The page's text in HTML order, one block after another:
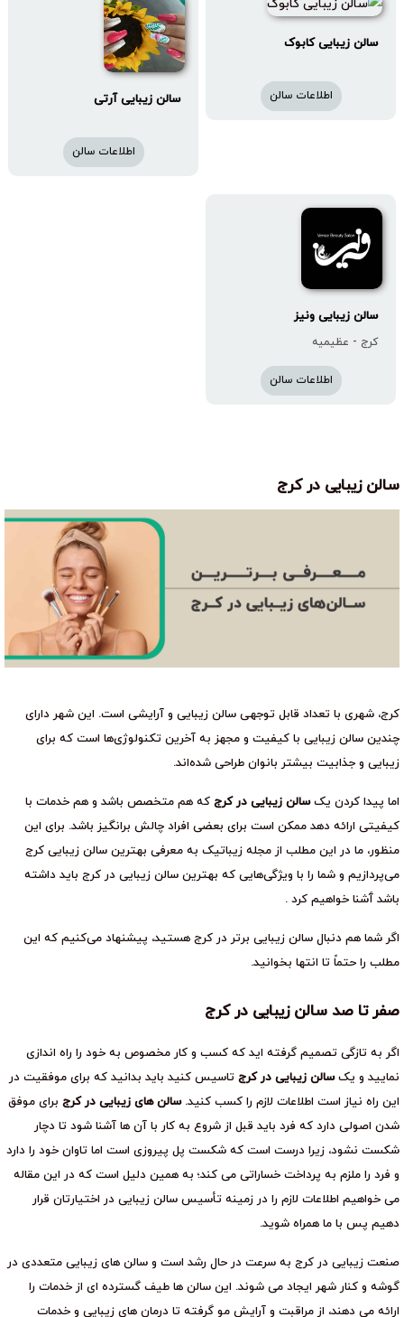
سالن زیبایی کابوک
اطلاعات سالن سالن زیبایی آرتی
اطلاعات سالن
سالن زیبایی ونیز
کرج - عظیمیه
اطلاعات سالن
سالن زیبایی در کرج
کرج، شهری با تعداد قابل توجهی سالن زیبایی و آرایشی است. این شهر دارای
چندین سالن زیبایی با کیفیت و مجهز به آخرین تکنولوژی‌ها است که برای
زیبایی و جذابیت بیشتر بانوان طراحی شده‌اند.
اما پیدا کردن یکسالن زیبایی در کرج که هم متخصص باشد و هم خدمات با
کیفیتی ارائه دهد ممکن است برای بعضی افراد چالش برانگیز باشد. برای این
منظور، ما در این مطلب از مجله زیباتیک به معرفی بهترین سالن زیبایی کرج
می‌پردازیم و شما را با ویژگی‌هایی که بهترین سالن زیبایی در کرج باید داشته
باشد آَشنا خواهیم کرد .
اگر شما هم دنبال سالن زیبایی برتر در کرج هستید، پیشنهاد می‌کنیم که این
مطلب را حتماً تا انتها بخوانید.
صفر تا صد سالن زیبایی در کرج
اگر به تازگی تصمیم گرفته اید که کسب و کار مخصوص به خود را راه اندازی
نمایید و یکسالن زیبایی در کرج تاسیس کنید باید بدانید که برای موفقیت در
این راه نیاز است اطلاعات لازم را کسب کنید.سالن های زیبایی در کرج برای موفق
شدن اصولی دارد که فرد باید قبل از شروع به کار با آن ها آشنا شود تا دچار
شکست نشود، زیرا درست است که شکست پل پیروزی است اما تاوان خود را دارد
و فرد را ملزم به پرداخت خساراتی می کند؛ به همین دلیل است که در این مقاله
می خواهیم اطلاعات لازم را در زمینه تأسیس سالن زیبایی در اختیارتان قرار
دهیم پس با ما همراه شوید.
صنعت زیبایی در کرج به سرعت در حال رشد است و سالن های زیبایی متعددی در
گوشه و کنار شهر ایجاد می شوند. این سالن ها طیف گسترده ای از خدمات را
ارائه می دهند، از مراقبت و آرایش مو گرفته تا درمان های زیبایی و خدمات